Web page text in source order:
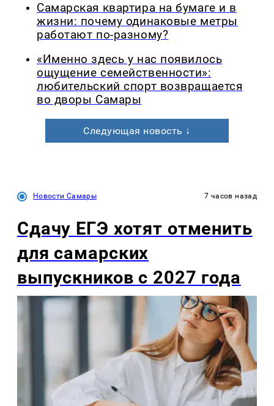
Самарская квартира на бумаге и в
жизни: почему одинаковые метры
работают по-разному?
«Именно здесь у нас появилось
ощущение семейственности»:
любительский спорт возвращается
во дворы Самары
Следующая новость ↓
Новости Самары 7 часов назад
Сдачу ЕГЭ хотят отменить
для самарских
выпускников с 2027 года